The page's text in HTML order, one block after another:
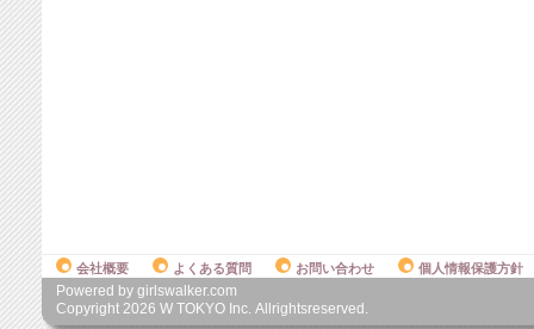
会社概要 よくある質問 お問い合わせ 個人情報保護方針
Powered by girlswalker.com
Copyright 2026 W TOKYO Inc. Allrightsreserved.